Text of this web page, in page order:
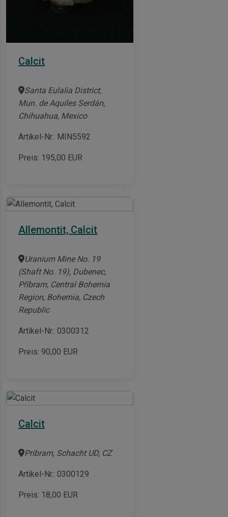
Calcit
Santa Eulalia District,
Mun. de Aquiles Serdán,
Chihuahua, Mexico
Artikel-Nr.: MIN5592
Preis: 195,00 EUR
Allemontit, Calcit
Uranium Mine No. 19
(Shaft No. 19), Dubenec,
Příbram, Central Bohemia
Region, Bohemia, Czech
Republic
Artikel-Nr.: 0300312
Preis: 90,00 EUR
Calcit
Pribram, Schacht UD, CZ
Artikel-Nr.: 0300129
Preis: 18,00 EUR